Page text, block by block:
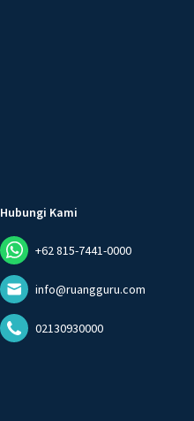
Hubungi Kami
+62 815-7441-0000
info@ruangguru.com
02130930000